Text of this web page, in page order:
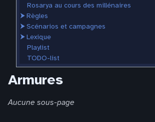
Rosarya au cours des millénaires
⮞Règles
⮞Scénarios et campagnes
⮞Lexique
Playlist
TODO-list
Armures
Aucune sous-page